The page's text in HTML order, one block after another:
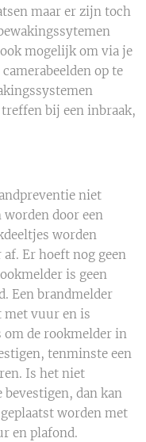
maar er zijn toch
mogelijk om via je
op te
bij een inbraak,
niet
door een
worden
Er hoeft nog geen
is geen
Een brandmelder
met vuur en is
om de rookmelder in
tenminste een
Is het niet
dan kan
worden met
en plafond.